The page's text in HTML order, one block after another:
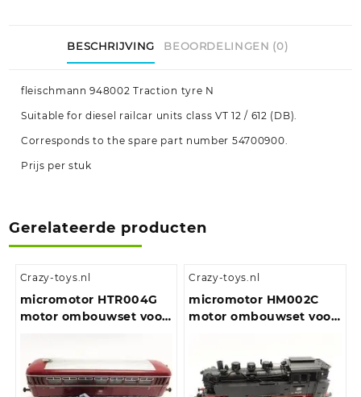
BESCHRIJVING BEOORDELINGEN (0)
fleischmann 948002 Traction tyre N
Suitable for diesel railcar units class VT 12 / 612 (DB).
Corresponds to the spare part number 54700900.
Prijs per stuk
Gerelateerde producten
Crazy-toys.nl
micromotor HTR004G
motor ombouwset voor
Crazy-toys.nl
micromotor HM002C
motor ombouwset voor